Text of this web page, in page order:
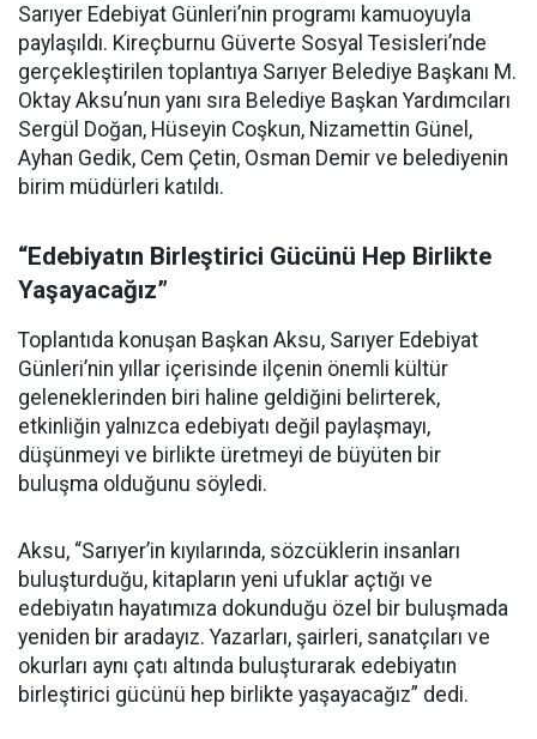
Sarıyer Edebiyat Günleri’nin programı kamuoyuyla
paylaşıldı. Kireçburnu Güverte Sosyal Tesisleri’nde
gerçekleştirilen toplantıya Sarıyer Belediye Başkanı M.
Oktay Aksu’nun yanı sıra Belediye Başkan Yardımcıları
Sergül Doğan, Hüseyin Coşkun, Nizamettin Günel,
Ayhan Gedik, Cem Çetin, Osman Demir ve belediyenin
birim müdürleri katıldı.
“Edebiyatın Birleştirici Gücünü Hep Birlikte
Yaşayacağız”
Toplantıda konuşan Başkan Aksu, Sarıyer Edebiyat
Günleri’nin yıllar içerisinde ilçenin önemli kültür
geleneklerinden biri haline geldiğini belirterek,
etkinliğin yalnızca edebiyatı değil paylaşmayı,
düşünmeyi ve birlikte üretmeyi de büyüten bir
buluşma olduğunu söyledi.
Aksu, “Sarıyer’in kıyılarında, sözcüklerin insanları
buluşturduğu, kitapların yeni ufuklar açtığı ve
edebiyatın hayatımıza dokunduğu özel bir buluşmada
yeniden bir aradayız. Yazarları, şairleri, sanatçıları ve
okurları aynı çatı altında buluşturarak edebiyatın
birleştirici gücünü hep birlikte yaşayacağız” dedi.